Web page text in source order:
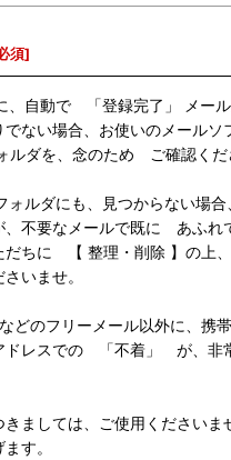
須]
、自動で 「登録完了」 メール
でない場合、お使いのメール
ルダを、念のため ご確認くだ
ルダにも、見つからない場合
、不要なメールで既に あふれ
だちに 【 整理・削除 】の上
いませ。
どのフリーメール以外に、携
レスでの 「不着」 が、非
ましては、ご使用くださいま
す。